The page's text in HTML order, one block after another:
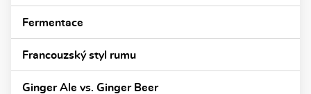
Fermentace
Francouzský styl rumu
Ginger Ale vs. Ginger Beer